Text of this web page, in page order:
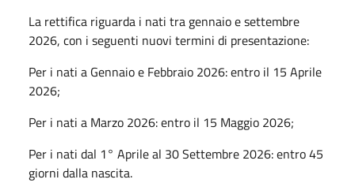
La rettifica riguarda i nati tra gennaio e settembre
2026, con i seguenti nuovi termini di presentazione:
Per i nati a Gennaio e Febbraio 2026: entro il 15 Aprile
2026;
Per i nati a Marzo 2026: entro il 15 Maggio 2026;
Per i nati dal 1° Aprile al 30 Settembre 2026: entro 45
giorni dalla nascita.